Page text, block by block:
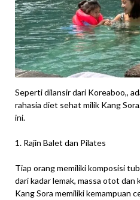
Seperti dilansir dari Koreaboo,,
rahasia diet sehat milik Kang
ini.
1. Rajin Balet dan Pilates
Tiap orang memiliki komposisi
dari kadar lemak, massa otot dan
Kang Sora memiliki kemampuan